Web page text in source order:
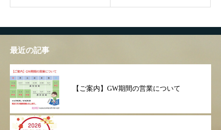
最近の記事
【ご案内】GW期間の営業について